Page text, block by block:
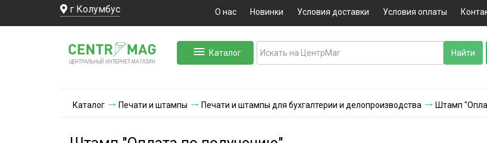
г Колумбус О нас Новинки Условия доставки Условия оплаты
ЦЕНТРАЛЬНЫЙ ИНТЕРНЕТ-МА ГАЗИН
Каталог
Каталог Печати и штампы Печати и штампы для бухгалтерии и делопроизводства Штамп